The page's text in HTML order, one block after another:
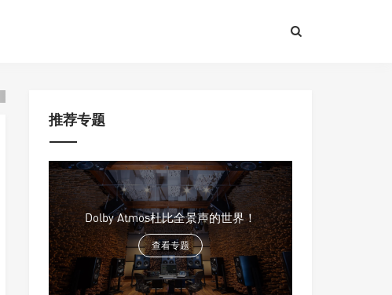
推荐专题
Dolby Atmos杜比全景声的世界！
查看专题